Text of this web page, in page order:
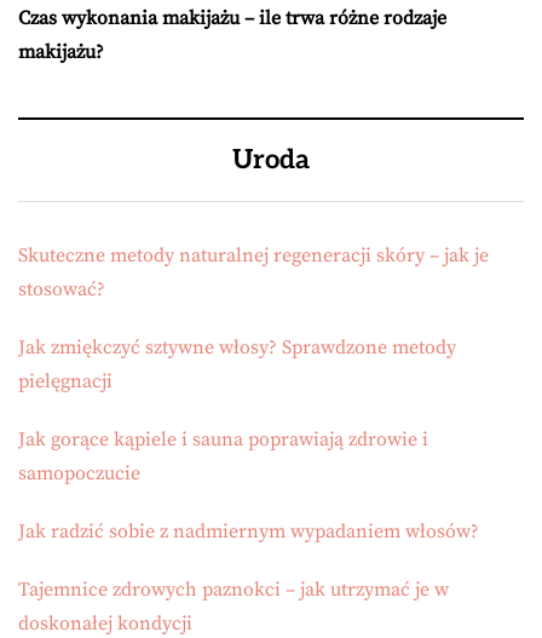
Czas wykonania makijażu – ile trwa różne rodzaje
makijażu?
Uroda
Skuteczne metody naturalnej regeneracji skóry – jak je
stosować?
Jak zmiękczyć sztywne włosy? Sprawdzone metody
pielęgnacji
Jak gorące kąpiele i sauna poprawiają zdrowie i
samopoczucie
Jak radzić sobie z nadmiernym wypadaniem włosów?
Tajemnice zdrowych paznokci – jak utrzymać je w
doskonałej kondycji